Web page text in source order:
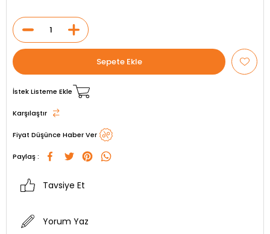
İstek Listeme Ekle
Karşılaştır
Fiyat Düşünce Haber Ver
Paylaş :
Tavsiye Et
Yorum Yaz